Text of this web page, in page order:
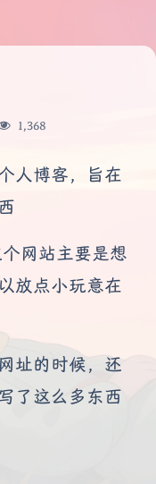
1,368
人博客，旨在
网站主要是想
放点小玩意在
址的时候，还
了这么多东西